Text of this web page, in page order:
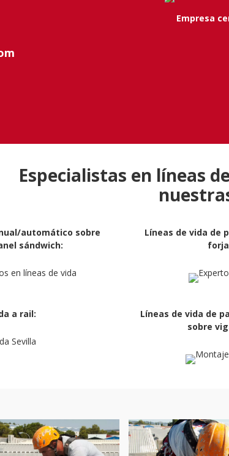
Empresa
Especialistas en líneas
automático sobre
sándwich:
a rail:
Líneas de vida de
Líneas de vida de
sobre